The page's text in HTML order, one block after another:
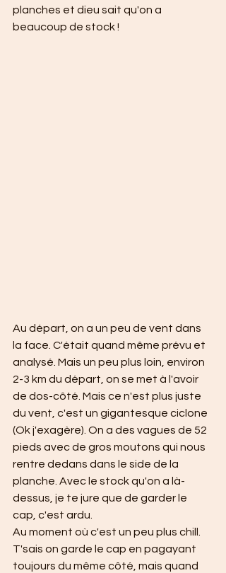
planches et dieu sait qu'on a
beaucoup de stock !
Au départ, on a un peu de vent dans
la face. C'était quand même prévu et
analysé. Mais un peu plus loin, environ
2-3 km du départ, on se met à l'avoir
de dos-côté. Mais ce n'est plus juste
du vent, c'est un gigantesque ciclone
(Ok j'exagère). On a des vagues de 52
pieds avec de gros moutons qui nous
rentre dedans dans le side de la
planche. Avec le stock qu'on a là-
dessus, je te jure que de garder le
cap, c'est ardu.
Au moment où c'est un peu plus chill.
T'sais on garde le cap en pagayant
toujours du même côté, mais quand